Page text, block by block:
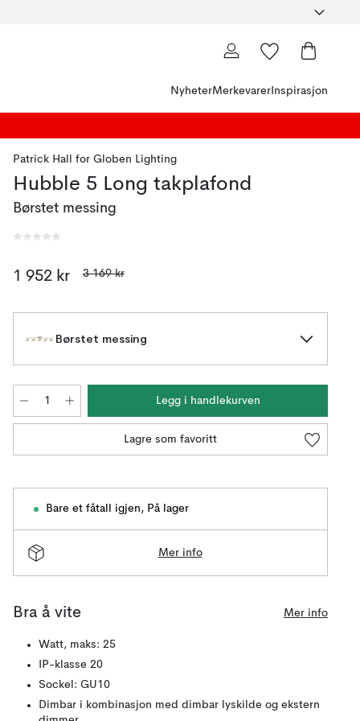
NyheterMerkevarer Inspirasjon
Patrick Hall for Globen Lighting
Hubble 5 Long takplafond
Børstet messing
1 952 kr 3 169 kr
Børstet messing
Legg i handlekurven
Lagre som favoritt
Bare et fåtall igjen, På lager
Mer info
Bra å vite Mer info
Watt, maks: 25
IP-klasse 20
Sockel: GU10
Dimbar i kombinasjon med dimbar lyskilde og ekstern